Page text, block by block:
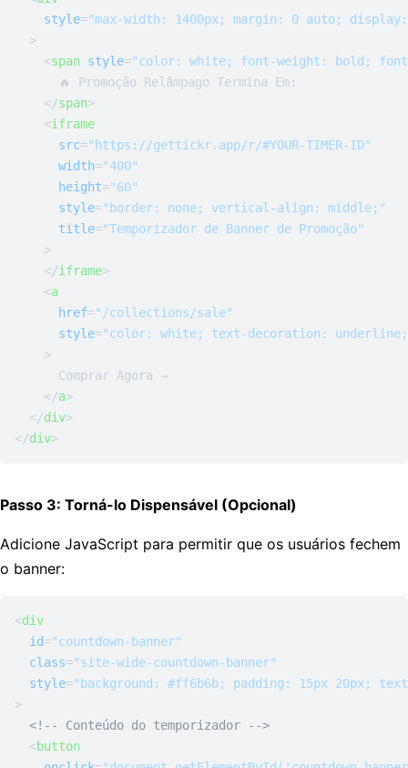
style="max-width: 1400px; margin: 0 auto;
  >
<span style="color: white; font-weight: bold;
      🔥 Promoção Relâmpago Termina Em:
</span>
<iframe
src="https://gettickr.app/r/#YOUR-TIMER-ID"
width="400"
height="60"
style="border: none; vertical-align: middle;"
title="Temporizador de Banner de Promoção"
    >
</iframe>
<a
href="/collections/sale"
style="color: white; text-decoration:
    >
      Comprar Agora →
</a>
</div>
</div>
Passo 3: Torná-lo Dispensável (Opcional)
Adicione JavaScript para permitir que os usuários fechem
o banner:
<div
id="countdown-banner"
class="site-wide-countdown-banner"
style="background: #ff6b6b; padding: 15px 20px;
>
<!-- Conteúdo do temporizador -->
<button